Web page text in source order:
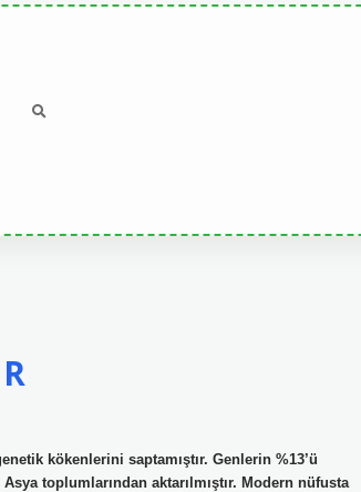
kökenlerini saptamıştır. Genlerin %13’ü
toplumlarından aktarılmıştır. Modern nüfusta